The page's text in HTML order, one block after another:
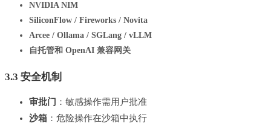
NVIDIA NIM
SiliconFlow / Fireworks / Novita
Arcee / Ollama / SGLang / vLLM
自托管和 OpenAI 兼容网关
3.3 安全机制
审批门 ：敏感操作需用户批准
沙箱 ：危险操作在沙箱中执行